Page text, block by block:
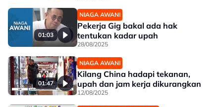
01:03
NIAGA AWANI
Pekerja Gig bakal ada hak
tentukan kadar upah
28/08/2025
01:47
NIAGA AWANI
Kilang China hadapi tekanan,
upah dan jam kerja dikurangkan
12/08/2025